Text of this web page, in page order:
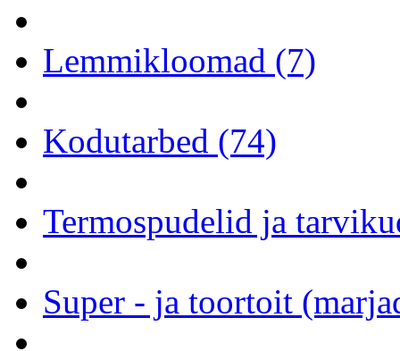
Lemmikloomad (7)
Kodutarbed (74)
Termospudelid ja
Super - ja toortoit